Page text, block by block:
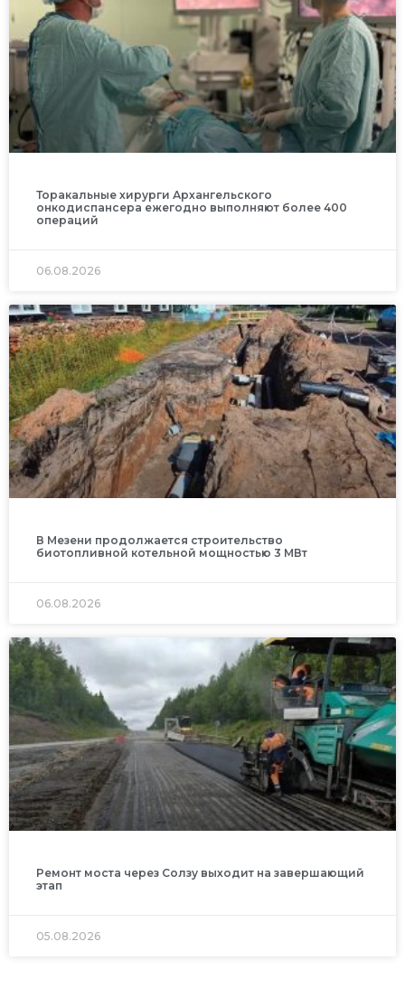
Торакальные хирурги Архангельского
онкодиспансера ежегодно выполняют более 400
операций
06.08.2026
В Мезени продолжается строительство
биотопливной котельной мощностью 3 МВт
06.08.2026
Ремонт моста через Солзу выходит на завершающий
этап
05.08.2026